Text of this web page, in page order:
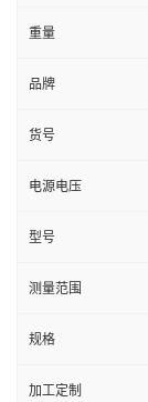
重量
品牌
货号
电源电压
型号
测量范围
规格
加工定制